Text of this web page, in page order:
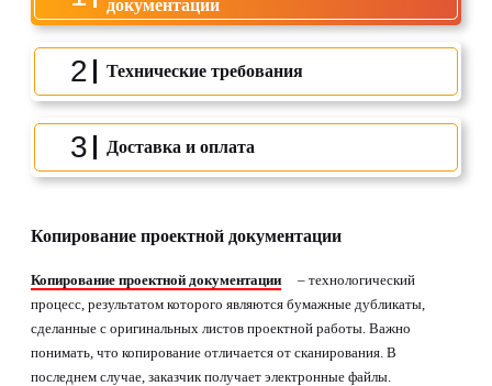
документации
2 Технические требования
3 Доставка и оплата
Копирование проектной документации
Копирование проектной документации
– технологический
процесс, результатом которого являются бумажные дубликаты,
сделанные с оригинальных листов проектной работы. Важно
понимать, что копирование отличается от сканирования. В
последнем случае, заказчик получает электронные файлы.